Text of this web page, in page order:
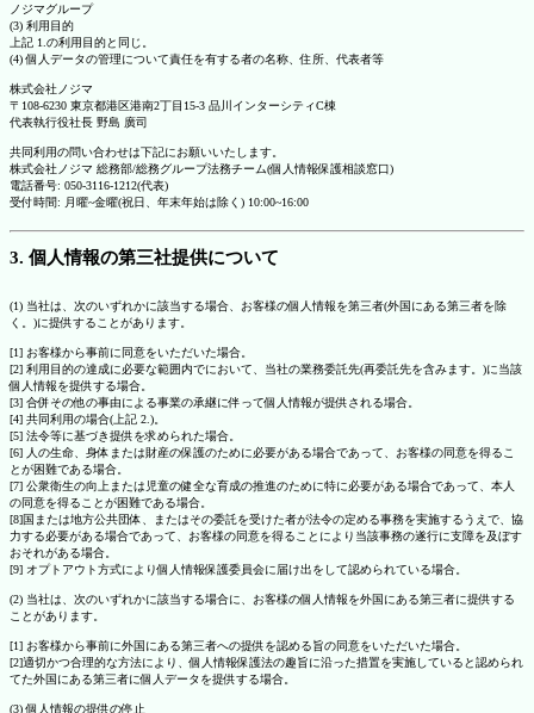
ノジマグループ
(3) 利用目的
上記 1.の利用目的と同じ。
(4) 個人データの管理について責任を有する者の名称、住所、代表者等
株式会社ノジマ
〒108-6230 東京都港区港南2丁目15-3 品川インターシティC棟
代表執行役社長 野島 廣司
共同利用の問い合わせは下記にお願いいたします。
株式会社ノジマ 総務部/総務グループ法務チーム(個人情報保護相談窓口)
電話番号: 050-3116-1212(代表)
受付時間: 月曜~金曜(祝日、年末年始は除く) 10:00~16:00
3. 個人情報の第三社提供について
(1) 当社は、次のいずれかに該当する場合、お客様の個人情報を第三者(外国にある第三者を除
く。)に提供することがあります。
[1] お客様から事前に同意をいただいた場合。
[2] 利用目的の達成に必要な範囲内でにおいて、当社の業務委託先(再委託先を含みます。)に当該
個人情報を提供する場合。
[3] 合併その他の事由による事業の承継に伴って個人情報が提供される場合。
[4] 共同利用の場合(上記 2.)。
[5] 法令等に基づき提供を求められた場合。
[6] 人の生命、身体または財産の保護のために必要がある場合であって、お客様の同意を得るこ
とが困難である場合。
[7] 公衆衛生の向上または児童の健全な育成の推進のために特に必要がある場合であって、本人
の同意を得ることが困難である場合。
[8]国または地方公共団体、またはその委託を受けた者が法令の定める事務を実施するうえで、協
力する必要がある場合であって、お客様の同意を得ることにより当該事務の遂行に支障を及ぼす
おそれがある場合。
[9] オプトアウト方式により個人情報保護委員会に届け出をして認められている場合。
(2) 当社は、次のいずれかに該当する場合に、お客様の個人情報を外国にある第三者に提供する
ことがあります。
[1] お客様から事前に外国にある第三者への提供を認める旨の同意をいただいた場合。
[2]適切かつ合理的な方法により、個人情報保護法の趣旨に沿った措置を実施していると認められ
てた外国にある第三者に個人データを提供する場合。
(3) 個人情報の提供の停止